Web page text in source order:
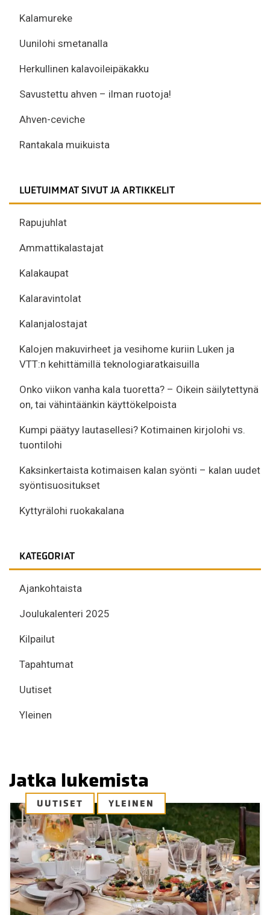
Kalamureke
Uunilohi smetanalla
Herkullinen kalavoileipäkakku
Savustettu ahven – ilman ruotoja!
Ahven-ceviche
Rantakala muikuista
LUETUIMMAT SIVUT JA ARTIKKELIT
Rapujuhlat
Ammattikalastajat
Kalakaupat
Kalaravintolat
Kalanjalostajat
Kalojen makuvirheet ja vesihome kuriin Luken ja
VTT:n kehittämillä teknologiaratkaisuilla
Onko viikon vanha kala tuoretta? – Oikein säilytettynä
on, tai vähintäänkin käyttökelpoista
Kumpi päätyy lautasellesi? Kotimainen kirjolohi vs.
tuontilohi
Kaksinkertaista kotimaisen kalan syönti – kalan uudet
syöntisuositukset
Kyttyrälohi ruokakalana
KATEGORIAT
Ajankohtaista
Joulukalenteri 2025
Kilpailut
Tapahtumat
Uutiset
Yleinen
Jatka lukemista
UUTISET YLEINEN